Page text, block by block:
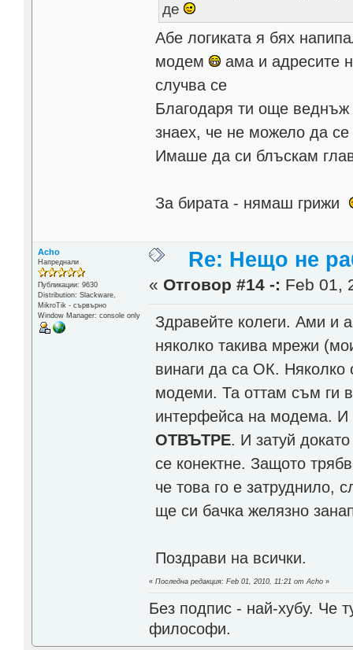
де
Aбе логиката я бях
модем
ама и адресите
случва се
Благодаря ти още
знаех, че не можело да
Имаше да си блъскам
За бирата - нямаш грижи
Acho
Напреднали
Публикации: 9630
Distribution: Slackware,
MikroTik - сървърно
Window Manager: console only
Re: Нещо не
« Отговор #14 -: Feb 01,
Здравейте колеги. Ами и
няколко такива мрежи
винаги да са ОК. Няколко
модеми. Та оттам съм ги
интерфейса на модема. И
ОТВЪТРЕ. И затуй
се конектне. Защото
че това го е затруднило,
ще си бачка желязно
Поздрави на всички.
«Последна редакция: Feb 01, 2010, 11:21 от Acho »
Без подпис - най-хубу. Че
философи.